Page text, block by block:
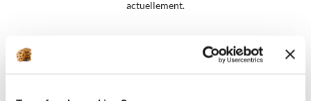
actuellement.